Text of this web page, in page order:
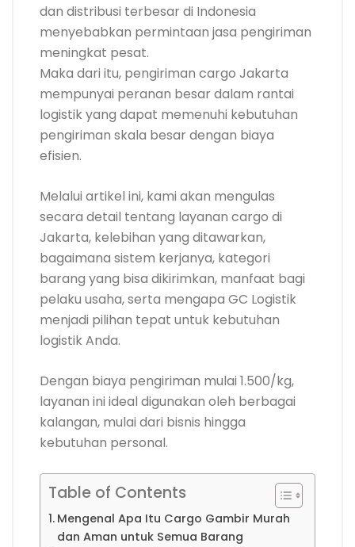
dan distribusi terbesar di Indonesia
menyebabkan permintaan jasa pengiriman
meningkat pesat.
Maka dari itu, pengiriman cargo Jakarta
mempunyai peranan besar dalam rantai
logistik yang dapat memenuhi kebutuhan
pengiriman skala besar dengan biaya
efisien.
Melalui artikel ini, kami akan mengulas
secara detail tentang layanan cargo di
Jakarta, kelebihan yang ditawarkan,
bagaimana sistem kerjanya, kategori
barang yang bisa dikirimkan, manfaat bagi
pelaku usaha, serta mengapa GC Logistik
menjadi pilihan tepat untuk kebutuhan
logistik Anda.
Dengan biaya pengiriman mulai 1.500/kg,
layanan ini ideal digunakan oleh berbagai
kalangan, mulai dari bisnis hingga
kebutuhan personal.
Table of Contents
Mengenal Apa Itu Cargo Gambir Murah
dan Aman untuk Semua Barang